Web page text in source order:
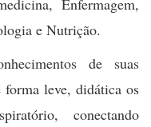
e Nutrição.
de suas
forma leve, didática os
conectando